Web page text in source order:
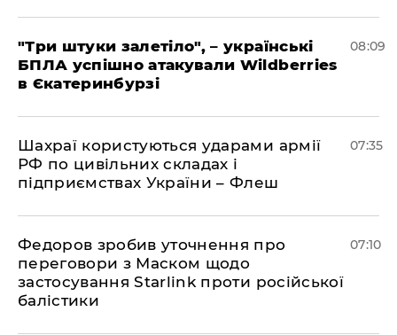
"Три штуки залетіло", – українські
БПЛА успішно атакували Wildberries
в Єкатеринбурзі
08:09
Шахраї користуються ударами армії
РФ по цивільних складах і
підприємствах України – Флеш
07:35
Федоров зробив уточнення про
переговори з Маском щодо
застосування Starlink проти російської
балістики
07:10